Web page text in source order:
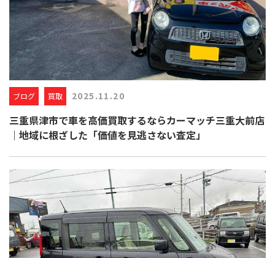
ブログ 買取 2025.11.20
三重県津市で車を高価買取するならカーマッチ三重大前店
｜地域に根ざした「価値を見逃さない査定」